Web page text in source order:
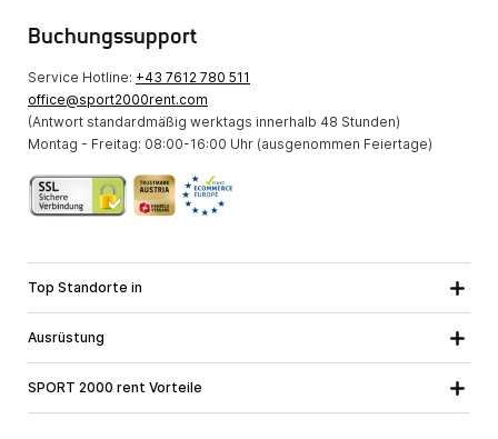
Buchungssupport
Service Hotline: +43 7612 780 511
office@sport2000rent.com
(Antwort standardmäßig werktags innerhalb 48 Stunden)
Montag - Freitag: 08:00-16:00 Uhr (ausgenommen Feiertage)
Top Standorte in
Steiermark
Vorarlberg
Ausrüstung
SPORT 2000 rent Vorteile